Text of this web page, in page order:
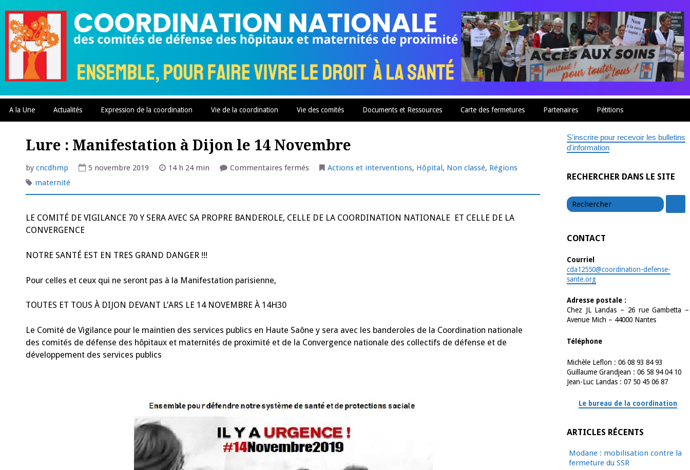
content
A la Une Actualités Expression de la coordination Vie de la coordination Vie des comités Documents et Ressources Carte des fermetures Partenaires Pétitions
Lure : Manifestation à Dijon le 14 Novembre
bycncdhmp 5 novembre 2019 14 h 24 min Commentaires ferméssur
à
14
Actions et interventions, Hôpital, Non classé, Régions
maternité
LE COMITÉ DE VIGILANCE 70 Y SERA AVEC SA PROPRE BANDEROLE, CELLE DE LA COORDINATION NATIONALE ET CELLE DE LA
CONVERGENCE
NOTRE SANTÉ EST EN TRES GRAND DANGER !!!
Pour celles et ceux qui ne seront pas à la Manifestation parisienne,
TOUTES ET TOUS À DIJON DEVANT L’ARS LE 14 NOVEMBRE À 14H30
Le Comité de Vigilance pour le maintien des services publics en Haute Saône y sera avec les banderoles de la Coordination nationale
des comités de défense des hôpitaux et maternités de proximité et de la Convergence nationale des collectifs de défense et de
développement des services publics
S'inscrire pour recevoir les bulletins
d'information
RECHERCHER DANS LE SITE
CONTACT
Courriel
cda12550@coordination-defense-
sante.org
Adresse postale :
Chez JL Landas – 26 rue Gambetta –
Avenue Mich – 44000 Nantes
Téléphone
Michèle Leflon : 06 08 93 84 93
Guillaume Grandjean : 06 58 94 04 10
Jean-Luc Landas : 07 50 45 06 87
Le bureau de la coordination
ARTICLES RÉCENTS
Modane : mobilisation contre la
fermeture du SSR